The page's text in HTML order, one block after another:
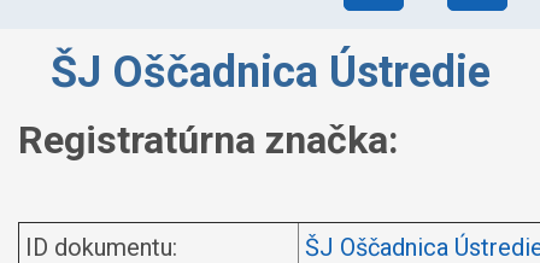
ŠJ Oščadnica Ústredie
Registratúrna značka:
ID dokumentu:
ŠJ Oščadnica